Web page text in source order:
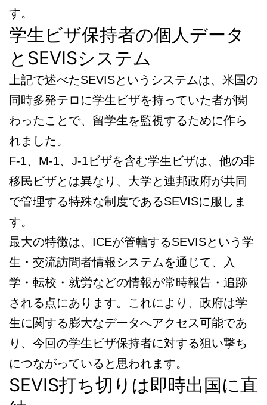
す。
学生ビザ保持者の個人データ
とSEVISシステム
上記で述べたSEVISというシステムは、米国の
同時多発テロに学生ビザを持っていた者が関
わったことで、留学生を監視するために作ら
れました。
F-1、M-1、J-1ビザを含む学生ビザは、他の非
移民ビザとは異なり、大学と連邦政府が共同
で管理する特殊な制度であるSEVISに服しま
す。
最大の特徴は、ICEが管轄するSEVISという学
生・交流訪問者情報システムを通じて、入
学・転校・就労などの情報が常時報告・追跡
される点にあります。これにより、政府は学
生に関する膨大なデータへアクセス可能であ
り、今回の学生ビザ保持者に対する狙い撃ち
につながっていると思われます。
SEVIS打ち切りは即時出国に直